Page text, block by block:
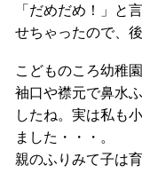
「だめだめ！」と
せちゃったので、後
こどものころ幼稚
袖口や襟元で鼻水
したね。実は私も
ました・・・。
親のふりみて子は